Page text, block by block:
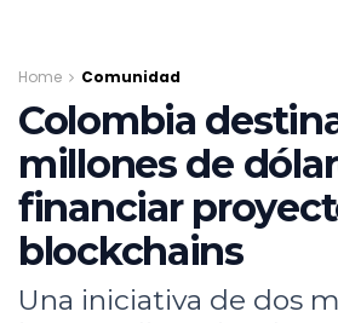
Home Comunidad
Colombia
millones de
financiar
blockchains
Una iniciativa de dos